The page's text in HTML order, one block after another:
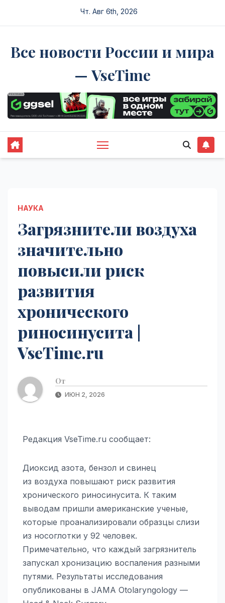
Чт. Авг 6th, 2026
Все новости России и мира
— VseTime
НАУКА
Загрязнители воздуха
значительно
повысили риск
развития
хронического
риносинусита |
VseTime.ru
От
ИЮН 2, 2026
Редакция VseTime.ru сообщает:
Диоксид азота, бензол и свинец
из воздуха повышают риск развития
хронического риносинусита. К таким
выводам пришли американские ученые,
которые проанализировали образцы слизи
из носоглотки у 92 человек.
Примечательно, что каждый загрязнитель
запускал хронизацию воспаления разными
путями. Результаты исследования
опубликованы в JAMA Otolaryngology —